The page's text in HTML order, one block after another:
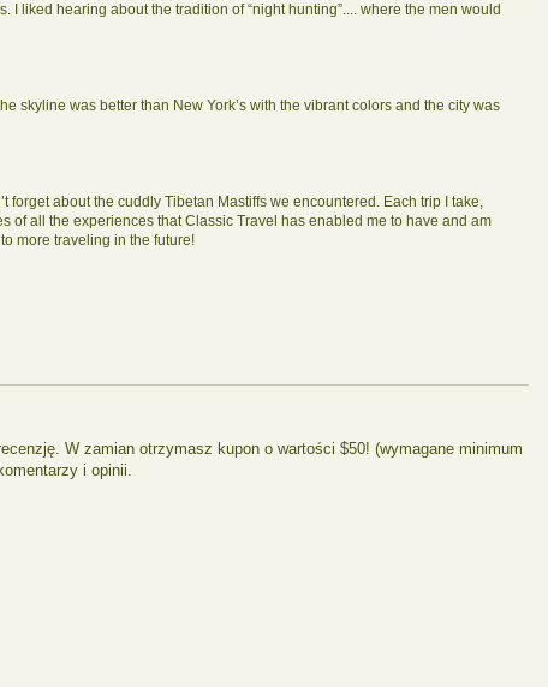
liked hearing about the tradition of “night hunting”.... where the men would
skyline was better than New York’s with the vibrant colors and the city was
forget about the cuddly Tibetan Mastiffs we encountered. Each trip I take,
of all the experiences that Classic Travel has enabled me to have and am
more traveling in the future!
W zamian otrzymasz kupon o wartości $50! (wymagane minimum
i opinii.